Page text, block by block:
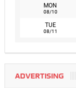
MON
08/10
TUE
08/11
ADVERTISING